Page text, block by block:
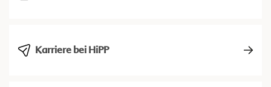
Karriere bei HiPP